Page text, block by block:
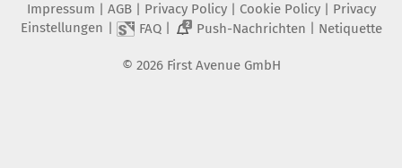
Impressum AGB Privacy Policy| Cookie Policy| Privacy
Einstellungen
FAQ| 2 Push-Nachrichten Netiquette
© 2026 First Avenue GmbH